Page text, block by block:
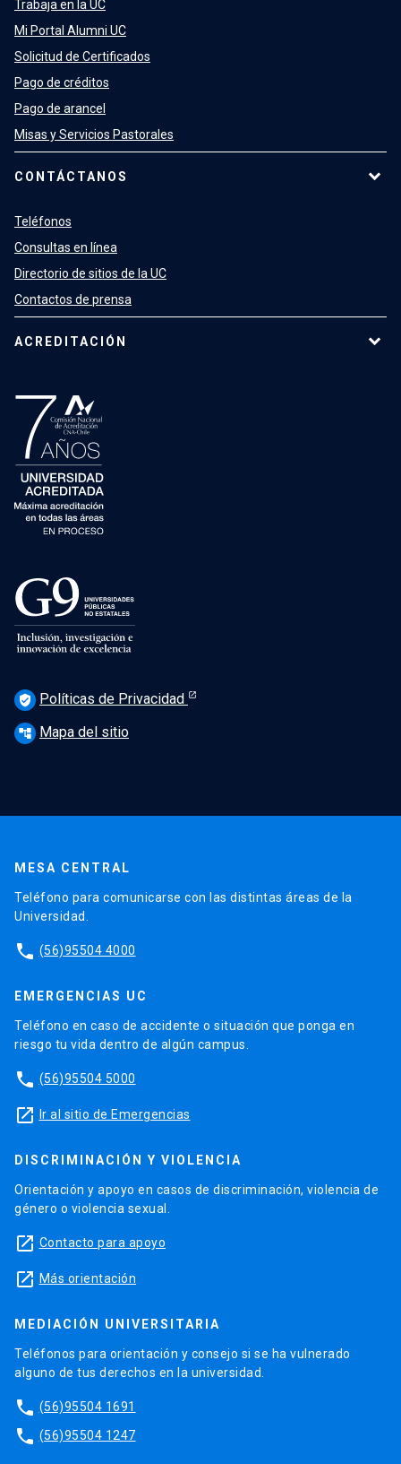
Trabaja en la UC
Mi Portal Alumni UC
Solicitud de Certificados
Pago de créditos
Pago de arancel
Misas y Servicios Pastorales
CONTÁCTANOS
Teléfonos
Consultas en línea
Directorio de sitios de la UC
Contactos de prensa
ACREDITACIÓN
verified_user Políticas de Privacidad
account_tree Mapa del sitio
MESA CENTRAL
Teléfono para comunicarse con las distintas áreas de la
Universidad.
phone (56)95504 4000
EMERGENCIAS UC
Teléfono en caso de accidente o situación que ponga en
riesgo tu vida dentro de algún campus.
phone (56)95504 5000
launch Ir al sitio de Emergencias
DISCRIMINACIÓN Y VIOLENCIA
Orientación y apoyo en casos de discriminación, violencia de
género o violencia sexual.
launch Contacto para apoyo
launch Más orientación
MEDIACIÓN UNIVERSITARIA
Teléfonos para orientación y consejo si se ha vulnerado
alguno de tus derechos en la universidad.
phone (56)95504 1691
phone (56)95504 1247